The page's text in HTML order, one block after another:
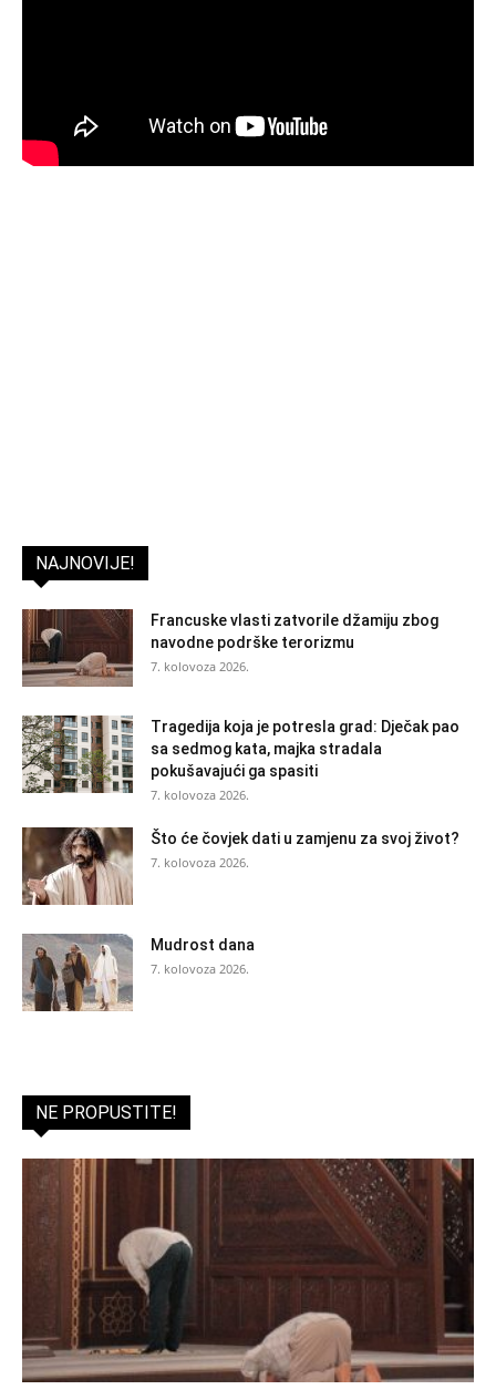
NAJNOVIJE!
Francuske vlasti zatvorile džamiju zbog
navodne podrške terorizmu
7. kolovoza 2026.
Tragedija koja je potresla grad: Dječak pao
sa sedmog kata, majka stradala
pokušavajući ga spasiti
7. kolovoza 2026.
Što će čovjek dati u zamjenu za svoj život?
7. kolovoza 2026.
Mudrost dana
7. kolovoza 2026.
NE PROPUSTITE!